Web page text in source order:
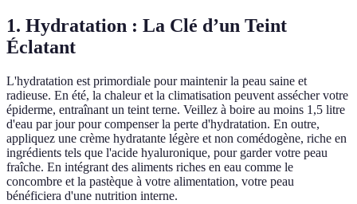
1. Hydratation : La Clé d’un Teint
Éclatant
L'hydratation est primordiale pour maintenir la peau saine et
radieuse. En été, la chaleur et la climatisation peuvent assécher votre
épiderme, entraînant un teint terne. Veillez à boire au moins 1,5 litre
d'eau par jour pour compenser la perte d'hydratation. En outre,
appliquez une crème hydratante légère et non comédogène, riche en
ingrédients tels que l'acide hyaluronique, pour garder votre peau
fraîche. En intégrant des aliments riches en eau comme le
concombre et la pastèque à votre alimentation, votre peau
bénéficiera d'une nutrition interne.